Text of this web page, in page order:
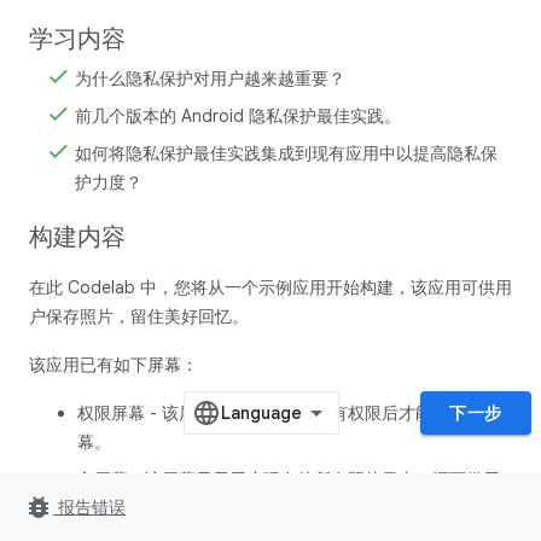
学习内容
为什么隐私保护对用户越来越重要？
前几个版本的 Android 隐私保护最佳实践。
如何将隐私保护最佳实践集成到现有应用中以提高隐私保
护力度？
构建内容
在此 Codelab 中，您将从一个示例应用开始构建，该应用可供用
户保存照片，留住美好回忆。
该应用已有如下屏幕：
权限屏幕 - 该屏幕要求用户授予所有权限后才能转到主屏
幕。
主屏幕 - 该屏幕显示用户现有的所有照片日志，还可供用
户添加新的照片日志。
下一步
bug_report 报告错误